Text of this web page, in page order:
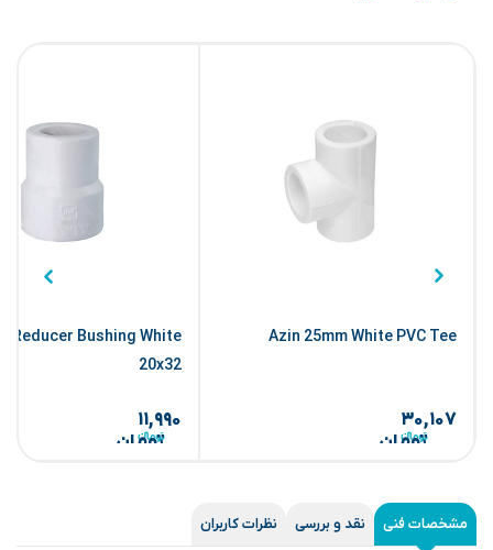
Azin 25mm White PVC Tee
۳۰,۱۰۷
تومان
Reducer Bushing White
20x32
۱۱,۹۹۰
تومان
مشخصات فنی نقد و بررسی نظرات کاربران